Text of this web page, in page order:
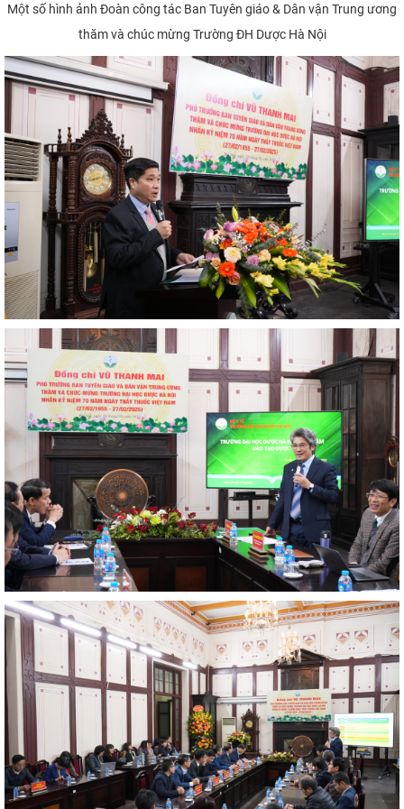
Một số hình ảnh Đoàn công tác Ban Tuyên giáo & Dân vận Trung ương
thăm và chúc mừng Trường ĐH Dược Hà Nội